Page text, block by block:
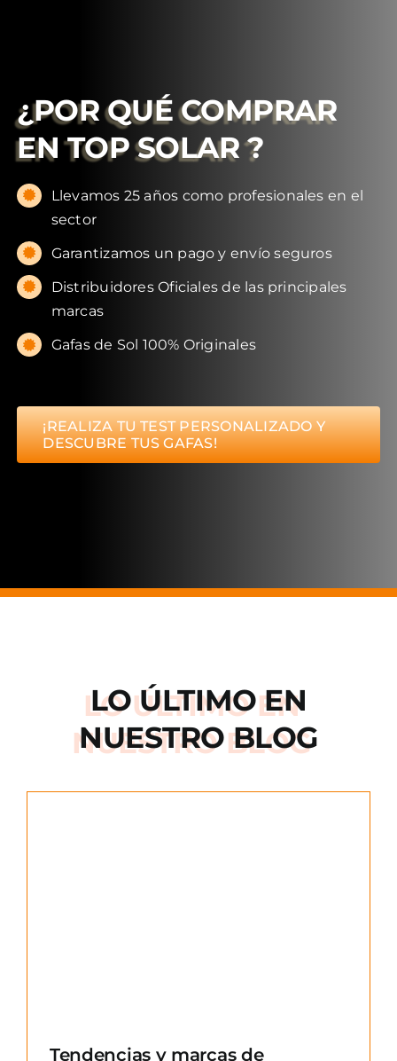
¿POR QUÉ COMPRAR
EN TOP SOLAR ?
Llevamos 25 años como profesionales en el
sector
Garantizamos un pago y envío seguros
Distribuidores Oficiales de las principales
marcas
Gafas de Sol 100% Originales
¡REALIZA TU TEST PERSONALIZADO Y
DESCUBRE TUS GAFAS!
LO ÚLTIMO EN
NUESTRO BLOG
Tendencias y marcas de